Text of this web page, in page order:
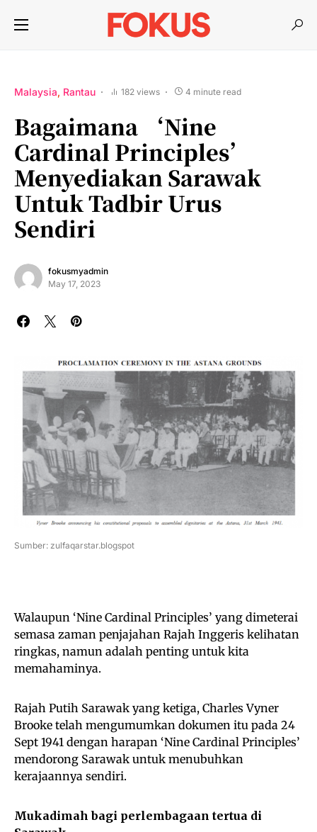
Malaysia Rantau 182 views 4 minute read
Bagaimana ‘Nine
Cardinal Principles’
Menyediakan Sarawak
Untuk Tadbir Urus
Sendiri
fokusmyadmin
May 17, 2023
Sumber: zulfaqarstar.blogspot
Walaupun ‘Nine Cardinal Principles’ yang dimeterai
semasa zaman penjajahan Rajah Inggeris kelihatan
ringkas, namun adalah penting untuk kita
memahaminya.
Rajah Putih Sarawak yang ketiga, Charles Vyner
Brooke telah mengumumkan dokumen itu pada 24
Sept 1941 dengan harapan ‘Nine Cardinal Principles’
mendorong Sarawak untuk menubuhkan
kerajaannya sendiri.
Mukadimah bagi perlembagaan tertua di